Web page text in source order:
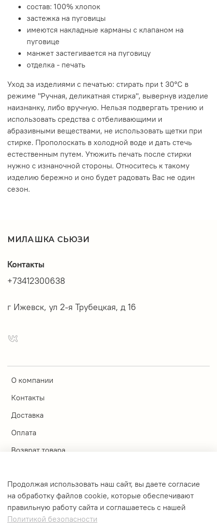
состав: 100% хлопок
застежка на пуговицы
имеются накладные карманы с клапаном на
пуговице
манжет застегивается на пуговицу
отделка - печать
Уход за изделиями с печатью: стирать при t 30°C в
режиме "Ручная, деликатная стирка", вывернув изделие
наизнанку, либо вручную. Нельзя подвергать трению и
использовать средства с отбеливающими и
абразивными веществами, не использовать щетки при
стирке. Прополоскать в холодной воде и дать стечь
естественным путем. Утюжить печать после стирки
нужно с изнаночной стороны. Относитесь к такому
изделию бережно и оно будет радовать Вас не один
сезон.
МИЛАШКА СЬЮЗИ
О компании
Контакты
Доставка
Оплата
Возврат товара
Личный кабинет
Оферта и политика конфиденциальности
Контакты
+73412300638
г Ижевск, ул 2-я Трубецкая, д 16
Продолжая использовать наш сайт, вы даете согласие
на обработку файлов cookie, которые обеспечивают
правильную работу сайта и соглашаетесь с нашей
Политикой безопасности